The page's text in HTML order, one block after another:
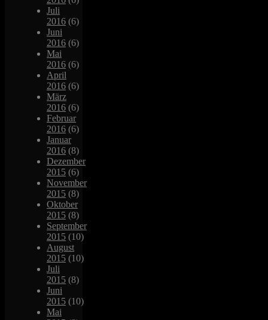
Juli
2016 (6)
Juni
2016 (6)
Mai
2016 (6)
April
2016 (6)
März
2016 (6)
Februar
2016 (6)
Januar
2016 (8)
Dezember
2015 (6)
November
2015 (8)
Oktober
2015 (8)
September
2015 (10)
August
2015 (10)
Juli
2015 (8)
Juni
2015 (10)
Mai